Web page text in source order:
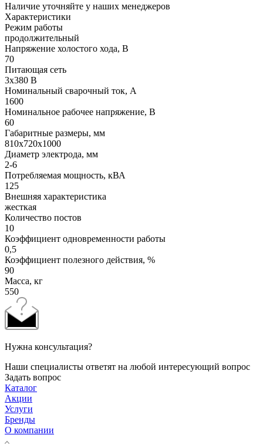
Наличие уточняйте у наших менеджеров
Характеристики
Режим работы
продолжительный
Напряжение холостого хода, В
70
Питающая сеть
3х380 B
Номинальный сварочный ток, А
1600
Номинальное рабочее напряжение, В
60
Габаритные размеры, мм
810х720х1000
Диаметр электрода, мм
2-6
Потребляемая мощность, кВА
125
Внешняя характеристика
жесткая
Количество постов
10
Коэффициент одновременности работы
0,5
Коэффициент полезного действия, %
90
Масса, кг
550
Нужна консультация?
Наши специалисты ответят на любой интересующий вопрос
Задать вопрос
Каталог
Акции
Услуги
Бренды
О компании